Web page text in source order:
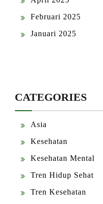
Februari 2025
Januari 2025
CATEGORIES
Asia
Kesehatan
Kesehatan Mental
Tren Hidup Sehat
Tren Kesehatan